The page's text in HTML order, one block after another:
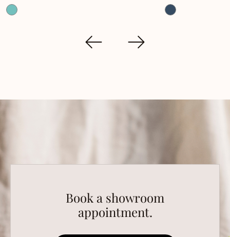
Book a showroom
appointment.